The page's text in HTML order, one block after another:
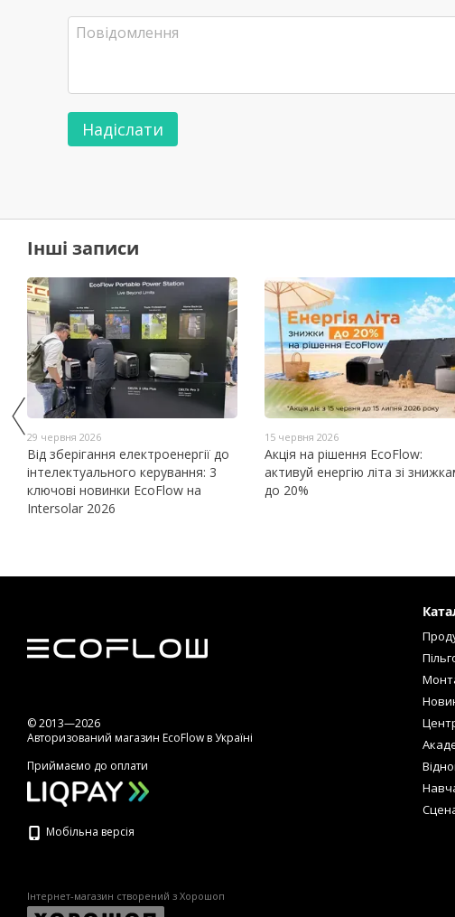
Надіслати
Інші записи
29 червня 2026
Від зберігання електроенергії до
інтелектуального керування: 3
ключові новинки EcoFlow на
Intersolar 2026
15 червня 2026
Акція на рішення EcoFlow:
активуй енергію літа зі
до 20%
© 2013—2026
Авторизований магазин EcoFlow в Україні
Приймаємо до оплати
Мобільна версія
Інтернет-магазин створений з Хорошоп